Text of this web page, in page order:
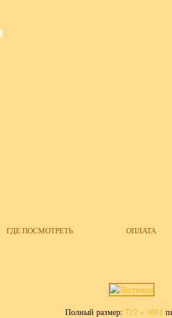
ГДЕ ПОСМОТРЕТЬ ОПЛАТА
Полный размер: 712 × 1012